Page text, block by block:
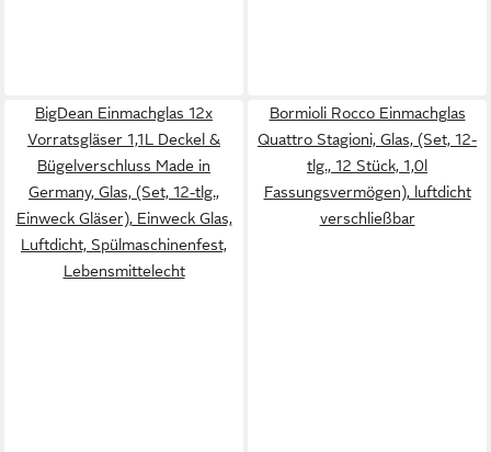
BigDean Einmachglas 12x
Vorratsgläser 1,1L Deckel &
Bügelverschluss Made in
Germany, Glas, (Set, 12-tlg.,
Einweck Gläser), Einweck Glas,
Luftdicht, Spülmaschinenfest,
Lebensmittelecht
Bormioli Rocco Einmachglas
Quattro Stagioni, Glas, (Set, 12-
tlg., 12 Stück, 1,0l
Fassungsvermögen), luftdicht
verschließbar